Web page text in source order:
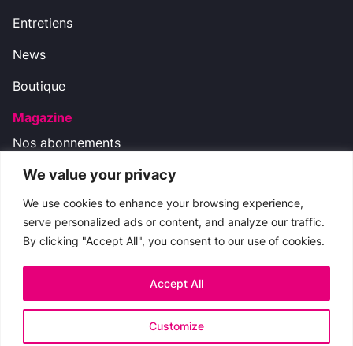
We value your privacy
We use cookies to enhance your browsing experience,
serve personalized ads or content, and analyze our traffic.
By clicking "Accept All", you consent to our use of cookies.
Customize
Accept All
Entretiens
News
Boutique
Magazine
Nos abonnements
Nos réseaux
Nous contacter
boutique.cinemateaser@gmail.com
Copyright © 2009-2024 CinemaTeaser -
légales-Politique de Confidentialité